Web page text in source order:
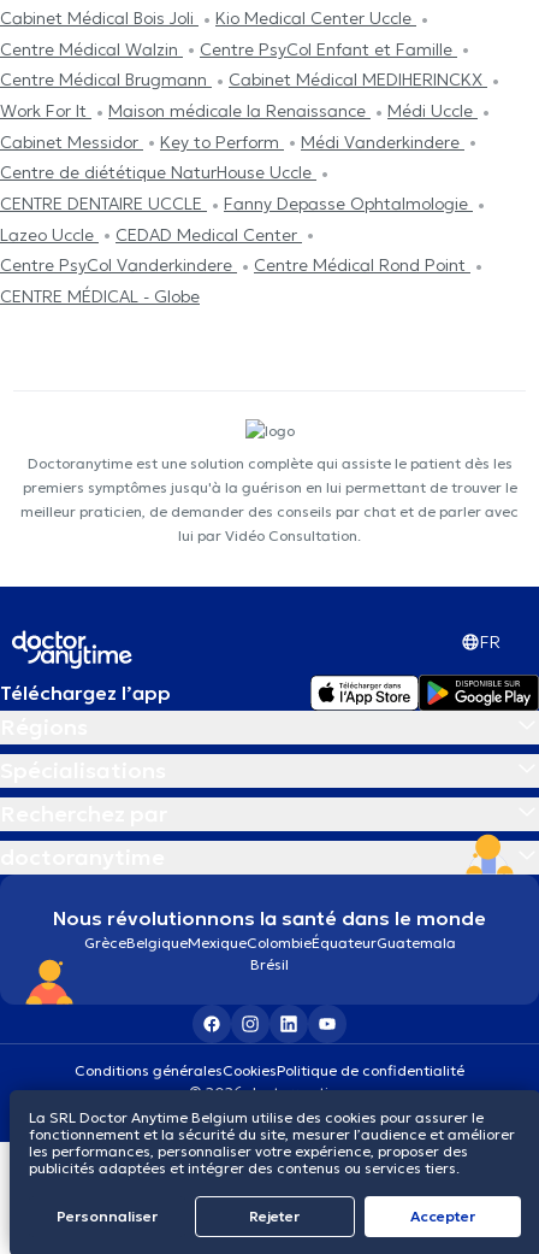
Cabinet Médical Bois Joli
Kio Medical Center Uccle
Centre Médical Walzin
Centre PsyCol Enfant et Famille
Centre Médical Brugmann
Cabinet Médical MEDIHERINCKX
Work For It
Maison médicale la Renaissance
Médi Uccle
Cabinet Messidor
Key to Perform
Médi Vanderkindere
Centre de diététique NaturHouse Uccle
CENTRE DENTAIRE UCCLE
Fanny Depasse Ophtalmologie
Lazeo Uccle
CEDAD Medical Center
Centre PsyCol Vanderkindere
Centre Médical Rond Point
CENTRE MÉDICAL - Globe
Doctoranytime est une solution complète qui assiste le patient dès les
premiers symptômes jusqu'à la guérison en lui permettant de trouver le
meilleur praticien, de demander des conseils par chat et de parler avec
lui par Vidéo Consultation.
FR
Téléchargez l’app
Nous révolutionnons la santé dans le monde
GrèceBelgiqueMexiqueColombieÉquateurGuatemala
Brésil
Conditions généralesCookiesPolitique de confidentialité
© 2026 doctoranytime
La SRL Doctor Anytime Belgium utilise des cookies pour assurer le
fonctionnement et la sécurité du site, mesurer l’audience et améliorer
les performances, personnaliser votre expérience, proposer des
publicités adaptées et intégrer des contenus ou services tiers.
Personnaliser Rejeter Αccepter